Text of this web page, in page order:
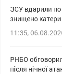
ЗСУ вдарили по
знищено
11:35,
РНБО
після нічної